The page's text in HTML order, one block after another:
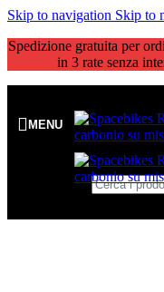
Skip to navigation Skip to
Spedizione gratuita per
in 3 rate senza
MENU